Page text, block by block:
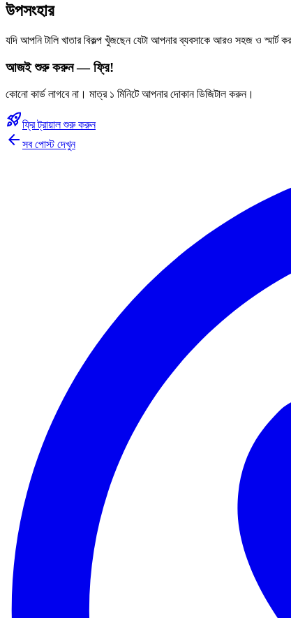
উপসংহার
যদি আপনি টালি খাতার বিকল্প খুঁজছেন যেটা আপনার ব্যবসাকে আরও সহজ ও
আজই শুরু করুন — ফ্রি!
কোনো কার্ড লাগবে না। মাত্র ১ মিনিটে আপনার দোকান ডিজিটাল করুন।
rocket_launchফ্রি ট্রায়াল শুরু করুন
arrow_back সব পোস্ট দেখুন